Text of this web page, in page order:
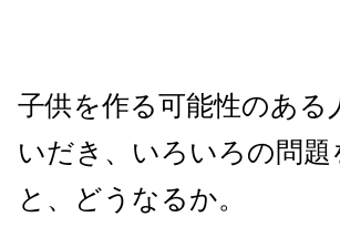
子供を作る可能性のあ
いだき、いろいろの問
と、どうなるか。